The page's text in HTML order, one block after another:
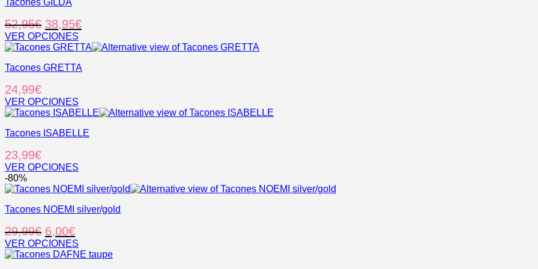
Tacones GILDA
52,95€ El
precio
original
era:
38,95€El
actual
VER OPCIONES
Este
tiene
variantes.
Las
opciones
pueden
en
la
página
de
Tacones GRETTA
24,99€
VER OPCIONES
Este
tiene
variantes.
Las
opciones
se
elegir
la
página
de
Tacones ISABELLE
23,99€
VER OPCIONES
Este
producto
múltiples
Las
opciones
se
-80%
Tacones NOEMI silver/gold
29,99€ El
precio
original
6,00€El
precio
actual
VER OPCIONES
Este